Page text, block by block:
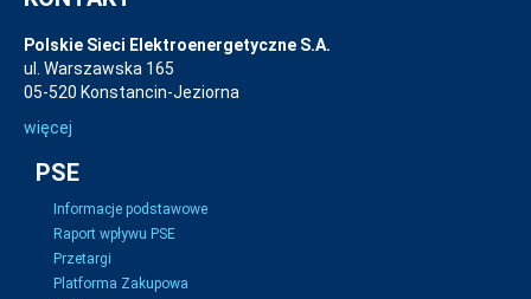
Polskie Sieci Elektroenergetyczne S.A.
ul. Warszawska 165
05-520 Konstancin-Jeziorna
więcej
PSE
Informacje podstawowe
Raport wpływu PSE
Przetargi
Platforma Zakupowa